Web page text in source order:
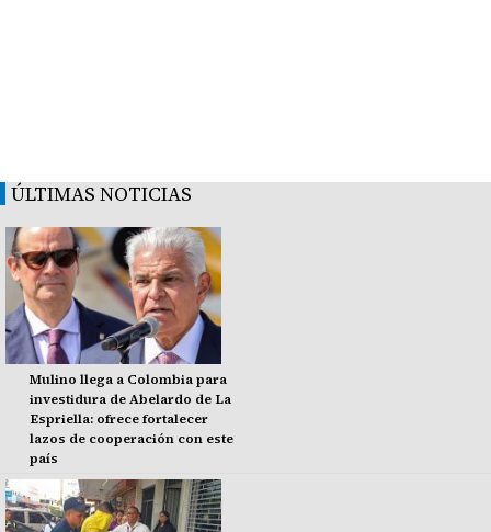
ÚLTIMAS NOTICIAS
Mulino llega a Colombia para
investidura de Abelardo de La
Espriella: ofrece fortalecer
lazos de cooperación con este
país